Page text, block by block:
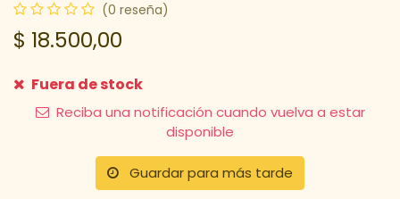
(0 reseña)
$ 18.500,00
Fuera de stock
Reciba una notificación cuando vuelva a estar
disponible
Guardar para más tarde